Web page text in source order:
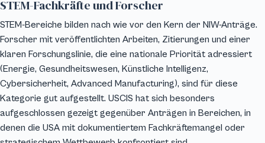
STEM-Fachkräfte und Forscher
STEM-Bereiche bilden nach wie vor den Kern der NIW-Anträge.
Forscher mit veröffentlichten Arbeiten, Zitierungen und einer
klaren Forschungslinie, die eine nationale Priorität adressiert
(Energie, Gesundheitswesen, Künstliche Intelligenz,
Cybersicherheit, Advanced Manufacturing), sind für diese
Kategorie gut aufgestellt. USCIS hat sich besonders
aufgeschlossen gezeigt gegenüber Anträgen in Bereichen, in
denen die USA mit dokumentiertem Fachkräftemangel oder